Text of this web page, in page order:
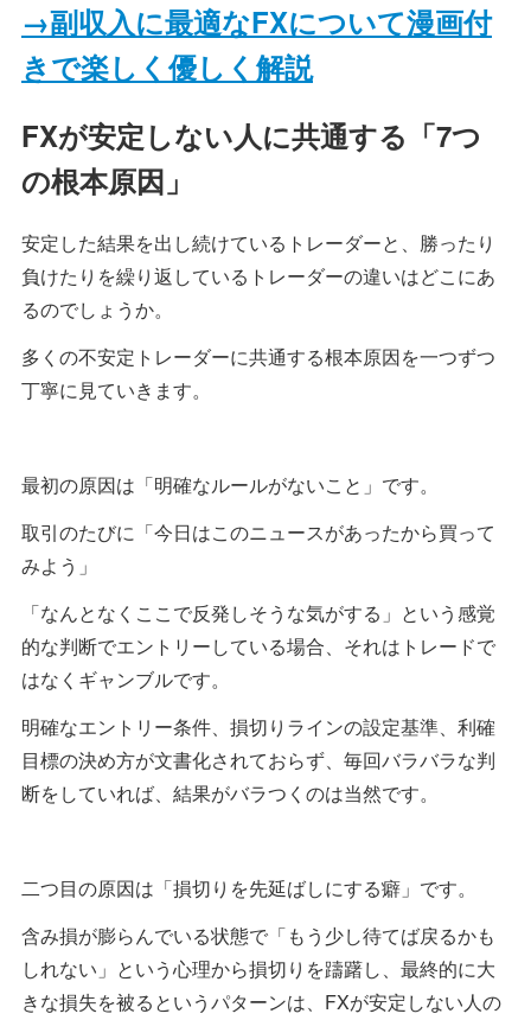
→副収入に最適なFXについて漫画付
きで楽しく優しく解説
FXが安定しない人に共通する「7つ
の根本原因」
安定した結果を出し続けているトレーダーと、勝ったり
負けたりを繰り返しているトレーダーの違いはどこにあ
るのでしょうか。
多くの不安定トレーダーに共通する根本原因を一つずつ
丁寧に見ていきます。
最初の原因は「明確なルールがないこと」です。
取引のたびに「今日はこのニュースがあったから買って
みよう」
「なんとなくここで反発しそうな気がする」という感覚
的な判断でエントリーしている場合、それはトレードで
はなくギャンブルです。
明確なエントリー条件、損切りラインの設定基準、利確
目標の決め方が文書化されておらず、毎回バラバラな判
断をしていれば、結果がバラつくのは当然です。
二つ目の原因は「損切りを先延ばしにする癖」です。
含み損が膨らんでいる状態で「もう少し待てば戻るかも
しれない」という心理から損切りを躊躇し、最終的に大
きな損失を被るというパターンは、FXが安定しない人の